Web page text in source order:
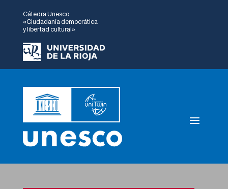
Cátedra Unesco
«Ciudadanía democrática
y libertad cultural»